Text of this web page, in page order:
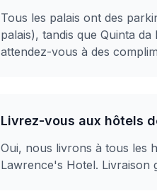
Tous les palais ont des
palais), tandis que Quinta
attendez-vous à des
Livrez-vous aux hôtels
Oui, nous livrons à tous les
Lawrence's Hotel. Livraison